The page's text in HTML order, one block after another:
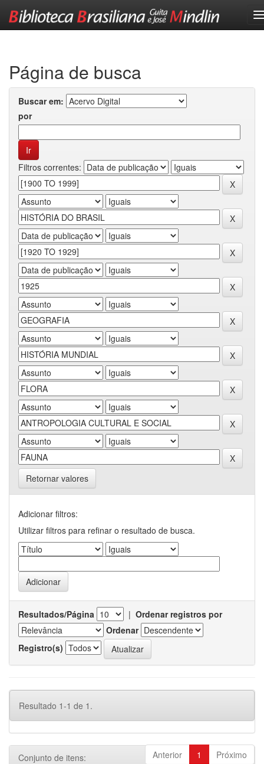
Página de busca
Buscar em:
por
Filtros correntes:
Retornar valores
Adicionar filtros:
Utilizar filtros para refinar o resultado de busca.
Resultados/Página | Ordenar registros por
Ordenar
Registro(s)
Resultado 1-1 de 1.
Anterior 1 Próximo
Conjunto de itens: